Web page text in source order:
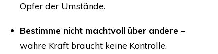
Opfer der Umstände.
Bestimme nicht machtvoll über andere –
wahre Kraft braucht keine Kontrolle.